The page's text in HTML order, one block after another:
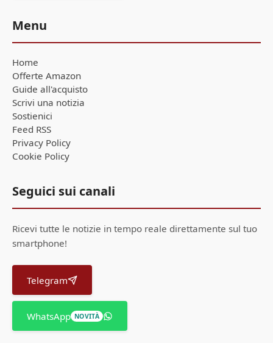
Menu
Home
Offerte Amazon
Guide all'acquisto
Scrivi una notizia
Sostienici
Feed RSS
Privacy Policy
Cookie Policy
Seguici sui canali
Ricevi tutte le notizie in tempo reale direttamente sul tuo
smartphone!
Telegram
WhatsApp NOVITÀ